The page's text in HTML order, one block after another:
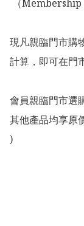
現凡親臨門市購
計算，即可在門
會員親臨門市選
其他產品均享原
)